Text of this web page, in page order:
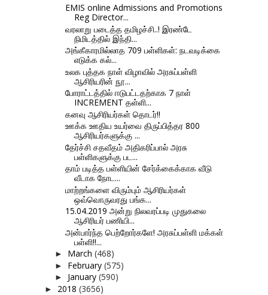
EMIS online Admissions and Promotions
Reg Director...
வரலாறு படைத்த தமிழச்சி..! இரண்டே
நிமிடத்தில் இந்தி...
அங்கீகாரமில்லாத 709 பள்ளிகள்: நடவடிக்கை
எடுக்க கல்...
உலக புத்தக நாள் விழாவில் அரசுப்பள்ளி
ஆசிரியரின் நூ...
போராட்டத்தில் ஈடுபட்டதற்காக 7 நாள்
INCREMENT தள்ளி...
கனவு ஆசிரியர்கள் தொடர்!!
ஊக்க ஊதிய உயர்வை திருப்பித்தர 800
ஆசிரியர்களுக்கு ...
தேர்ச்சி சதவீதம் அதிகரிப்பால் அரசு
பள்ளிகளுக்கு பட...
தாம் படித்த பள்ளியின் சேர்க்கைக்காக வீடு
வீடாக நோட...
மாற்றங்களை விரும்பும் ஆசிரியர்கள்
ஒவ்வொருவரது பங்க...
15.04.2019 அன்று நிலவரப்படி முதுகலை
ஆசிரியர் பணியி...
அன்பார்ந்த பெற்றோர்களே! அரசுப்பள்ளி மக்கள்
பள்ளி!!...
► March (468)
► February (575)
► January (590)
► 2018 (3656)